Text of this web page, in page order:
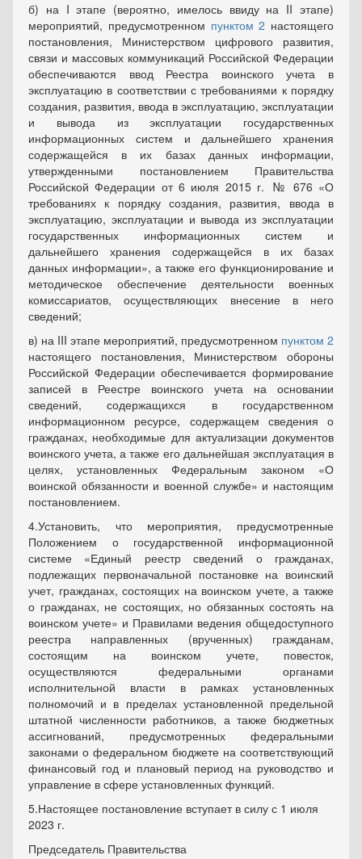
б) на I этапе (вероятно, имелось ввиду на II этапе)
мероприятий, предусмотренном пунктом 2 настоящего
постановления, Министерством цифрового развития,
связи и массовых коммуникаций Российской Федерации
обеспечиваются ввод Реестра воинского учета в
эксплуатацию в соответствии с требованиями к порядку
создания, развития, ввода в эксплуатацию, эксплуатации
и вывода из эксплуатации государственных
информационных систем и дальнейшего хранения
содержащейся в их базах данных информации,
утвержденными постановлением Правительства
Российской Федерации от 6 июля 2015 г. ‎№ 676 «О
требованиях к порядку создания, развития, ввода в
эксплуатацию, эксплуатации и вывода из эксплуатации
государственных информационных систем и
дальнейшего хранения содержащейся в их базах
данных информации», а также его функционирование и
методическое обеспечение деятельности военных
комиссариатов, осуществляющих внесение в него
сведений;
в) на III этапе мероприятий, предусмотренном пунктом 2
настоящего постановления, Министерством обороны
Российской Федерации обеспечивается формирование
записей в Реестре воинского учета на основании
сведений, содержащихся в государственном
информационном ресурсе, содержащем сведения о
гражданах, необходимые для актуализации документов
воинского учета, а также его дальнейшая эксплуатация в
целях, установленных Федеральным законом «О
воинской обязанности и военной службе» и настоящим
постановлением.
4.Установить, что мероприятия, предусмотренные
Положением о государственной информационной
системе «Единый реестр сведений о гражданах,
подлежащих первоначальной постановке на воинский
учет, гражданах, состоящих на воинском учете, а также
о гражданах, не состоящих, но обязанных состоять на
воинском учете» и Правилами ведения общедоступного
реестра направленных (врученных) гражданам,
состоящим на воинском учете, повесток,
осуществляются федеральными органами
исполнительной власти в рамках установленных
полномочий и в пределах установленной предельной
штатной численности работников, а также бюджетных
ассигнований, предусмотренных федеральными
законами о федеральном бюджете на соответствующий
финансовый год и плановый период на руководство и
управление в сфере установленных функций.
5.Настоящее постановление вступает в силу с 1 июля
2023 г.
Председатель Правительства